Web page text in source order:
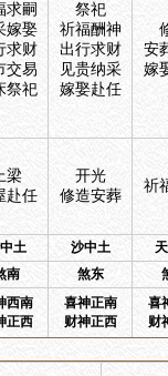
求嗣
嫁娶
求财
交易
祭祀
祭祀
祈福酬神
出行求财
见贵纳采
嫁娶赴任
安
嫁
梁
赴任
开光
修造安葬
祈
土 沙中土
南 煞东
西南
正西
喜神正南
财神正西
喜
财